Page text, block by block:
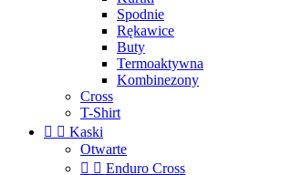
Spodnie
Rękawice
Buty
Termoaktywna
Kombinezony
Cross
T-Shirt
  Kaski
Otwarte
  Enduro Cross